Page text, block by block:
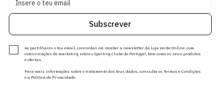
Subscrever
Ao partilhares o teu email, concordas em receber a newsletter da Loja Verde Online, com
comunicações de marketing sobre o Sporting Clube de Portugal, bem como os seus produtos
e ofertas.
Para mais informações sobre o tratamento dos teus dados, consulta os Termos e Condições
e a Política de Privacidade.